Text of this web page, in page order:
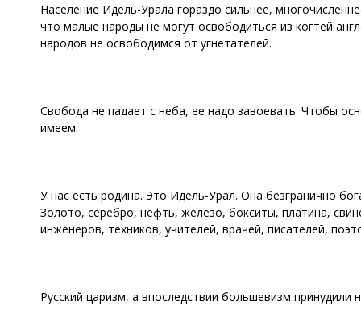
Население Идель-Урала гораздо сильнее,
что малые народы не могут освободиться из когтей
народов не освободимся от угнетателей.
Свобода не падает с неба, ее надо завоевать. Чтобы
имеем.
У нас есть родина. Это Идель-Урал. Она безгранично
Золото, серебро, нефть, железо, бокситы, платина,
инженеров, техников, учителей, врачей, писателей,
Русский царизм, а впоследствии большевизм